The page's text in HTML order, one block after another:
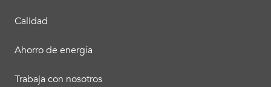
Calidad
Ahorro de energía
Trabaja con nosotros